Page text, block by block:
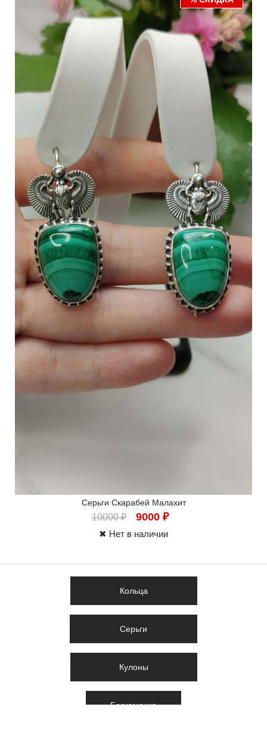
Серьги Скарабей Малахит
10000₽ 9000 ₽
✖ Нет в наличии
Кольца
Серьги
Кулоны
Бескаменка